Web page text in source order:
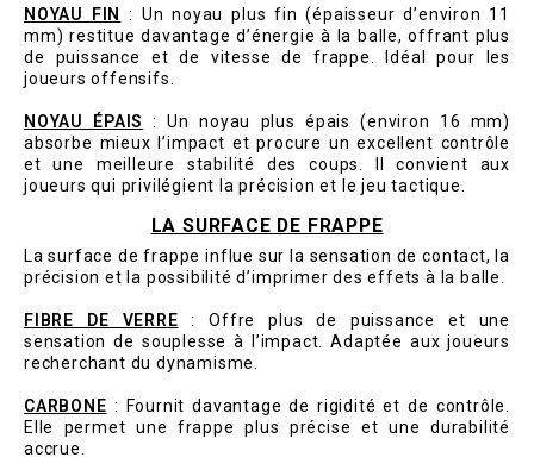
NOYAU FIN
: Un noyau plus fin (épaisseur d’environ 11
mm) restitue davantage d’énergie à la balle, offrant plus
de puissance et de vitesse de frappe. Idéal pour les
joueurs offensifs.
NOYAU ÉPAIS
: Un noyau plus épais (environ 16 mm)
absorbe mieux l’impact et procure un excellent contrôle
et une meilleure stabilité des coups. Il convient aux
joueurs qui privilégient la précision et le jeu tactique.
LA SURFACE DE FRAPPE
La surface de frappe influe sur la sensation de contact, la
précision et la possibilité d’imprimer des effets à la balle.
FIBRE DE VERRE : Offre plus de puissance et une
sensation de souplesse à l’impact. Adaptée aux joueurs
recherchant du dynamisme.
CARBONE : Fournit davantage de rigidité et de contrôle.
Elle permet une frappe plus précise et une durabilité
accrue.